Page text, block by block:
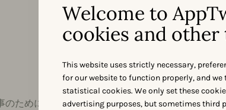
Welcome to
cookies and
This website uses strictly necessary,
for our website to function properly, and
statistical cookies. We only set these
advertising purposes, but sometimes third
お
のために独占的なアプリ市場データが必要ですか